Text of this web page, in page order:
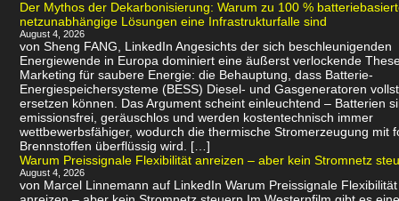
Der Mythos der Dekarbonisierung: Warum zu 100 %
netzunabhängige Lösungen eine Infrastrukturfalle sind
August 4, 2026
von Sheng FANG, LinkedIn Angesichts der sich beschleunigenden
Energiewende in Europa dominiert eine äußerst verlockende
Marketing für saubere Energie: die Behauptung, dass Batterie-
Energiespeichersysteme (BESS) Diesel- und Gasgeneratoren
ersetzen können. Das Argument scheint einleuchtend – Batterien
emissionsfrei, geräuschlos und werden kostentechnisch immer
wettbewerbsfähiger, wodurch die thermische Stromerzeugung mit
Brennstoffen überflüssig wird. […]
Warum Preissignale Flexibilität anreizen – aber kein Stromnetz
August 4, 2026
von Marcel Linnemann auf LinkedIn Warum Preissignale Flexibilität